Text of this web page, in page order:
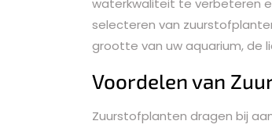
waterkwaliteit te verbeteren
selecteren van
grootte van uw aquarium, de
Voordelen van
Zuurstofplanten dragen bij